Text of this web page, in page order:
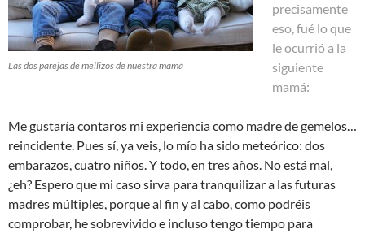
Las dos parejas de mellizos de nuestra mamá
precisamente
eso, fué lo que
le ocurrió a la
siguiente
mamá:
Me gustaría contaros mi experiencia como madre de gemelos…
reincidente. Pues sí, ya veis, lo mío ha sido meteórico: dos
embarazos, cuatro niños. Y todo, en tres años. No está mal,
¿eh? Espero que mi caso sirva para tranquilizar a las futuras
madres múltiples, porque al fin y al cabo, como podréis
comprobar, he sobrevivido e incluso tengo tiempo para